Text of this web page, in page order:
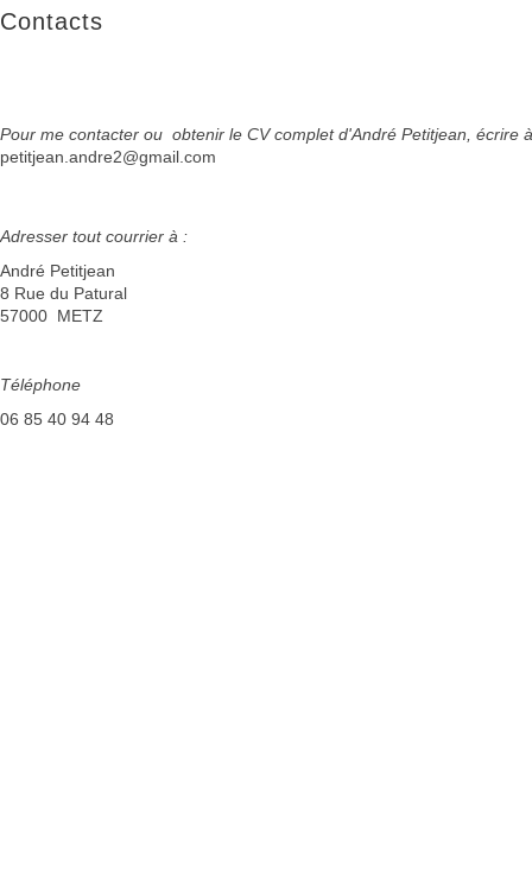
Contacts
Pour me contacter ou obtenir le CV complet d'André Petitjean, écrire
petitjean.andre2@gmail.com
Adresser tout courrier à :
André Petitjean
8 Rue du Patural
57000 METZ
Téléphone
06 85 40 94 48